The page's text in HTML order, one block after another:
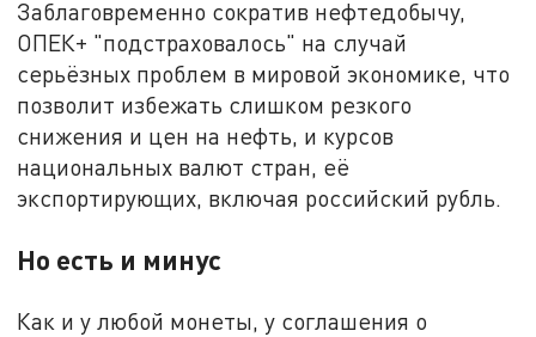
Заблаговременно сократив нефтедобычу,
ОПЕК+ "подстраховалось" на случай
серьёзных проблем в мировой экономике, что
позволит избежать слишком резкого
снижения и цен на нефть, и курсов
национальных валют стран, её
экспортирующих, включая российский рубль.
Но есть и минус
Как и у любой монеты, у соглашения о